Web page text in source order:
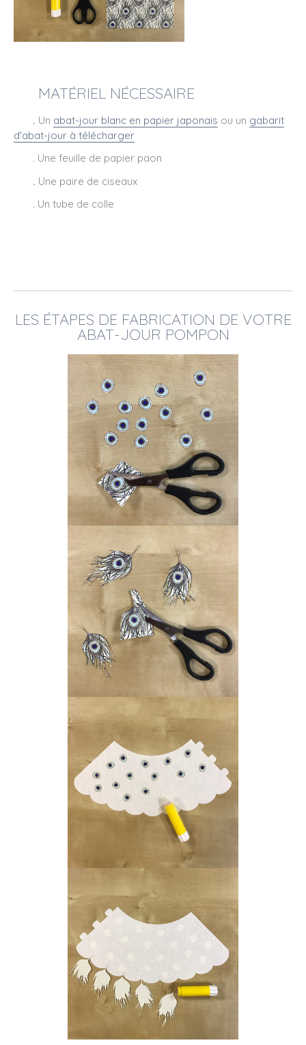
MATÉRIEL NÉCESSAIRE
. Un abat-jour blanc en papier japonais ou un gabarit
d'abat-jour à télécharger
. Une feuille de papier paon
. Une paire de ciseaux
. Un tube de colle
LES ÉTAPES DE FABRICATION DE VOTRE
ABAT-JOUR POMPON